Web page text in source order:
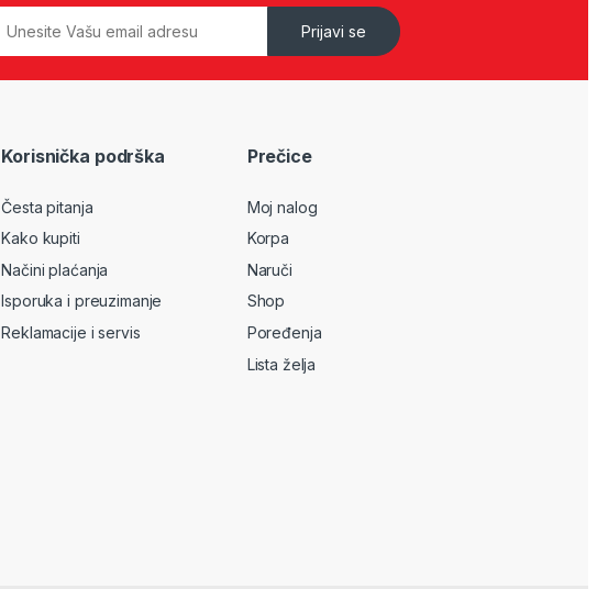
Prijavi se
Korisnička podrška
Česta pitanja
Kako kupiti
Načini plaćanja
Isporuka i preuzimanje
Reklamacije i servis
Prečice
Moj nalog
Korpa
Naruči
Shop
Poređenja
Lista želja